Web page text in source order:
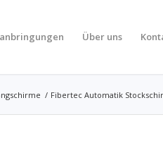
Über uns
/ Fibertec Automatik